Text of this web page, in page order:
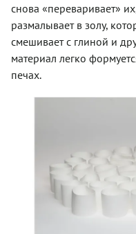
снова «переваривает»
размалывает в золу,
смешивает с глиной и
материал легко
печах.